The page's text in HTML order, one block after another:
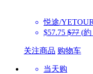
悦途/YETOUR
$57.75 $77 (約
关注商品 购物车
当天购